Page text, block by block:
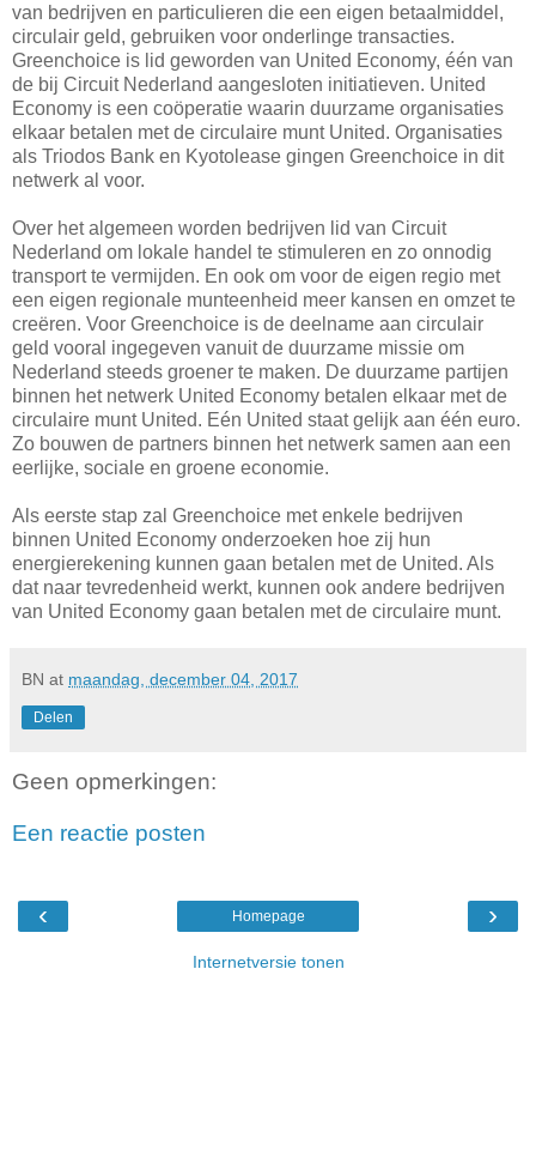
van bedrijven en particulieren die een eigen betaalmiddel,
circulair geld, gebruiken voor onderlinge transacties.
Greenchoice is lid geworden van United Economy, één van
de bij Circuit Nederland aangesloten initiatieven. United
Economy is een coöperatie waarin duurzame organisaties
elkaar betalen met de circulaire munt United. Organisaties
als Triodos Bank en Kyotolease gingen Greenchoice in dit
netwerk al voor.
Over het algemeen worden bedrijven lid van Circuit
Nederland om lokale handel te stimuleren en zo onnodig
transport te vermijden. En ook om voor de eigen regio met
een eigen regionale munteenheid meer kansen en omzet te
creëren. Voor Greenchoice is de deelname aan circulair
geld vooral ingegeven vanuit de duurzame missie om
Nederland steeds groener te maken. De duurzame partijen
binnen het netwerk United Economy betalen elkaar met de
circulaire munt United. Eén United staat gelijk aan één euro.
Zo bouwen de partners binnen het netwerk samen aan een
eerlijke, sociale en groene economie.
Als eerste stap zal Greenchoice met enkele bedrijven
binnen United Economy onderzoeken hoe zij hun
energierekening kunnen gaan betalen met de United. Als
dat naar tevredenheid werkt, kunnen ook andere bedrijven
van United Economy gaan betalen met de circulaire munt.
BN at maandag, december 04, 2017
Delen
Geen opmerkingen:
Een reactie posten
‹ ›
Homepage
Internetversie tonen